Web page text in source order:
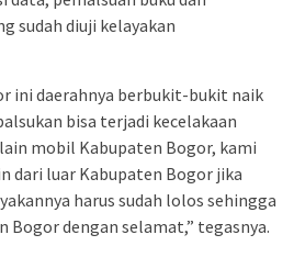
sudah diuji kelayakan
ini daerahnya berbukit-bukit naik
bisa terjadi kecelakaan
mobil Kabupaten Bogor, kami
dari luar Kabupaten Bogor jika
harus sudah lolos sehingga
Bogor dengan selamat,” tegasnya.